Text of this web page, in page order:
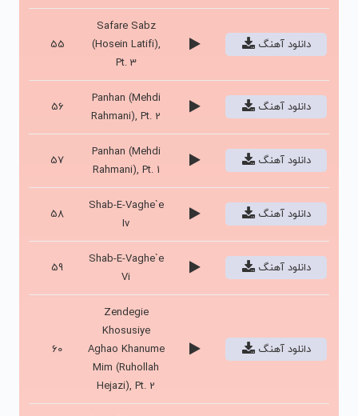
55
Safare Sabz
(Hosein Latifi),
Pt. 3
دانلود آهنگ
56
Panhan (Mehdi
Rahmani), Pt. 2
دانلود آهنگ
57
Panhan (Mehdi
Rahmani), Pt. 1
دانلود آهنگ
58
Shab-E-Vaghe`e
Iv
دانلود آهنگ
59
Shab-E-Vaghe`e
Vi
دانلود آهنگ
60
Zendegie
Khosusiye
Aghao Khanume
Mim (Ruhollah
Hejazi), Pt. 2
دانلود آهنگ